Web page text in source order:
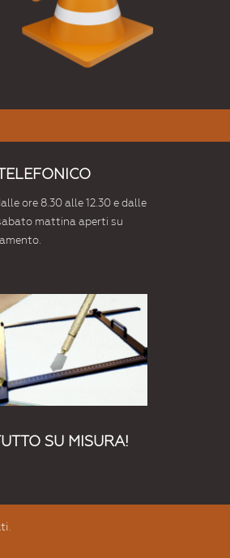
ore 8.30 alle 12.30 e dalle
mattina aperti su
SU MISURA!